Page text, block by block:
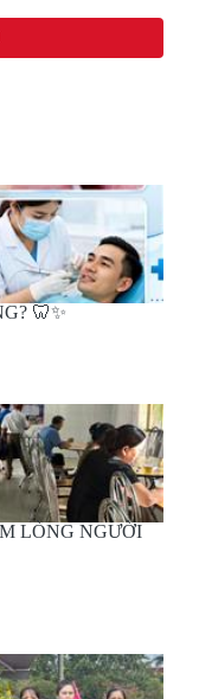
🦷✨
LÒNG NGƯỜI